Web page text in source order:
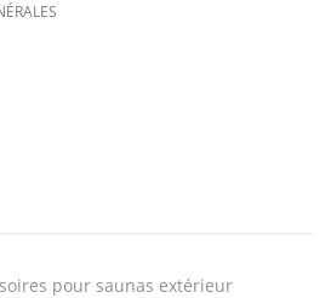
pour saunas extérieur